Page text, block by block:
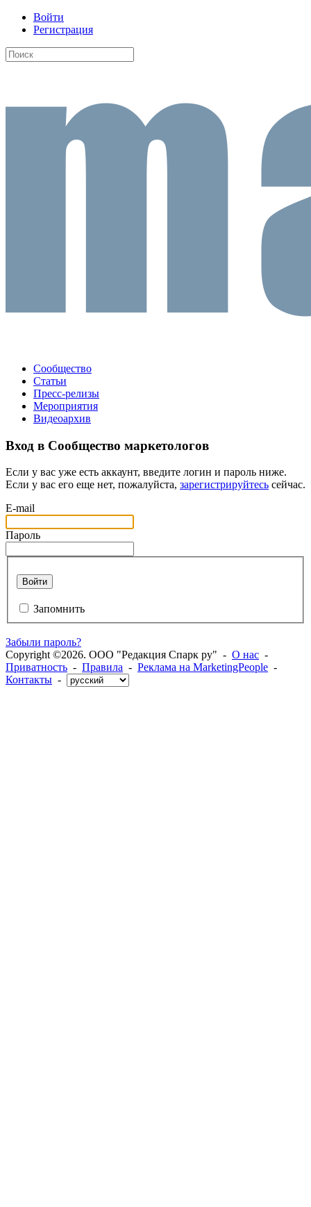
Войти
Регистрация
Сообщество
Статьи
Пресс-релизы
Мероприятия
Видеоархив
Вход в Сообщество маркетологов
Если у вас уже есть аккаунт, введите логин и пароль ниже.
Если у вас его еще нет, пожалуйста, зарегистрируйтесь сейчас.
E-mail
Пароль
Войти
Запомнить
Забыли пароль?
Copyright ©2026. ООО "Редакция Спарк ру" - О нас -
Приватность - Правила - Реклама на MarketingPeople -
Контакты -